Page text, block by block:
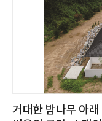
거대한 밤나무 아